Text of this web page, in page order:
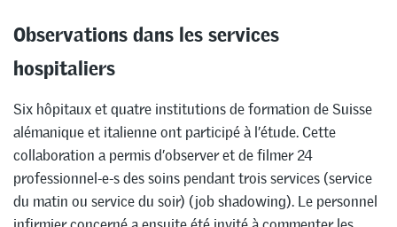
Observations dans les services
hospitaliers
Six hôpitaux et quatre institutions de formation de Suisse
alémanique et italienne ont participé à l’étude. Cette
collaboration a permis d’observer et de filmer 24
professionnel-e-s des soins pendant trois services (service
du matin ou service du soir) (job shadowing). Le personnel